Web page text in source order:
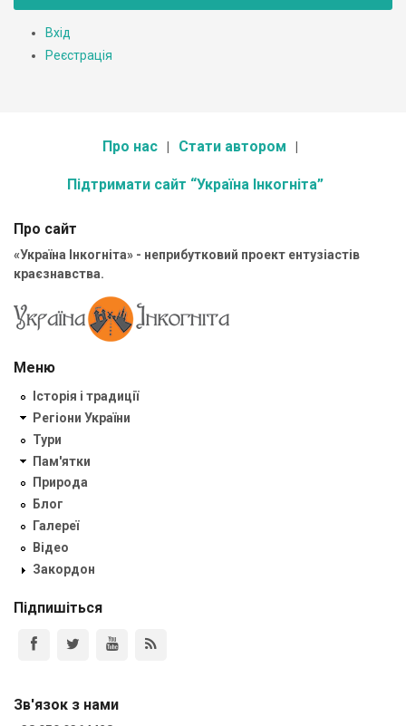
Вхід
Реєстрація
Про нас Стати автором
Підтримати сайт “Україна Інкогніта”
Про сайт
«Україна Інкогніта» - неприбутковий проект ентузіастів
краєзнавства.
Меню
Історія і традиції
Регіони України
Тури
Пам'ятки
Природа
Блог
Галереї
Відео
Закордон
Підпишіться
Зв'язок з нами